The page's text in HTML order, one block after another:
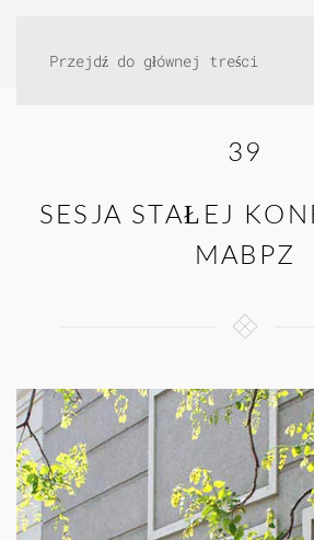
Przejdź do głównej treści
39
SESJA STAŁEJ
MABPZ